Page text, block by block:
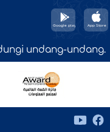
undang-undang.